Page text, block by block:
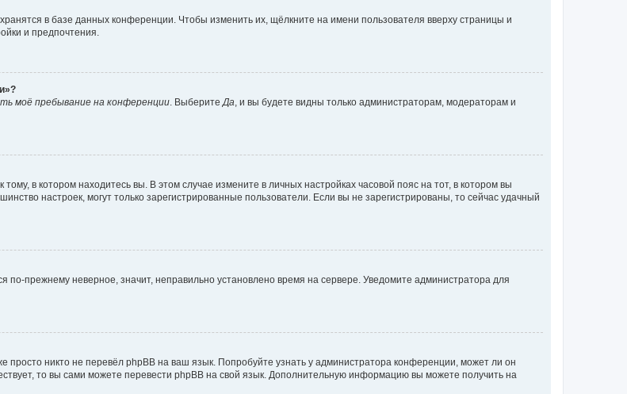
в базе данных конференции. Чтобы изменить их, щёлкните на имени пользователя вверху страницы и
и предпочтения.
моё пребывание на конференции . Выберите Да , и вы будете видны только администраторам, модераторам и
в котором находитесь вы. В этом случае измените в личных настройках часовой пояс на тот, в котором вы
настроек, могут только зарегистрированные пользователи. Если вы не зарегистрированы, то сейчас удачный
по-прежнему неверное, значит, неправильно установлено время на сервере. Уведомите администратора для
никто не перевёл phpBB на ваш язык. Попробуйте узнать у администратора конференции, может ли он
то вы сами можете перевести phpBB на свой язык. Дополнительную информацию вы можете получить на